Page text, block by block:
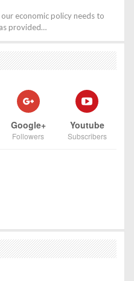
economic policy needs to
provided…
Google+
Followers
Youtube
Subscribers